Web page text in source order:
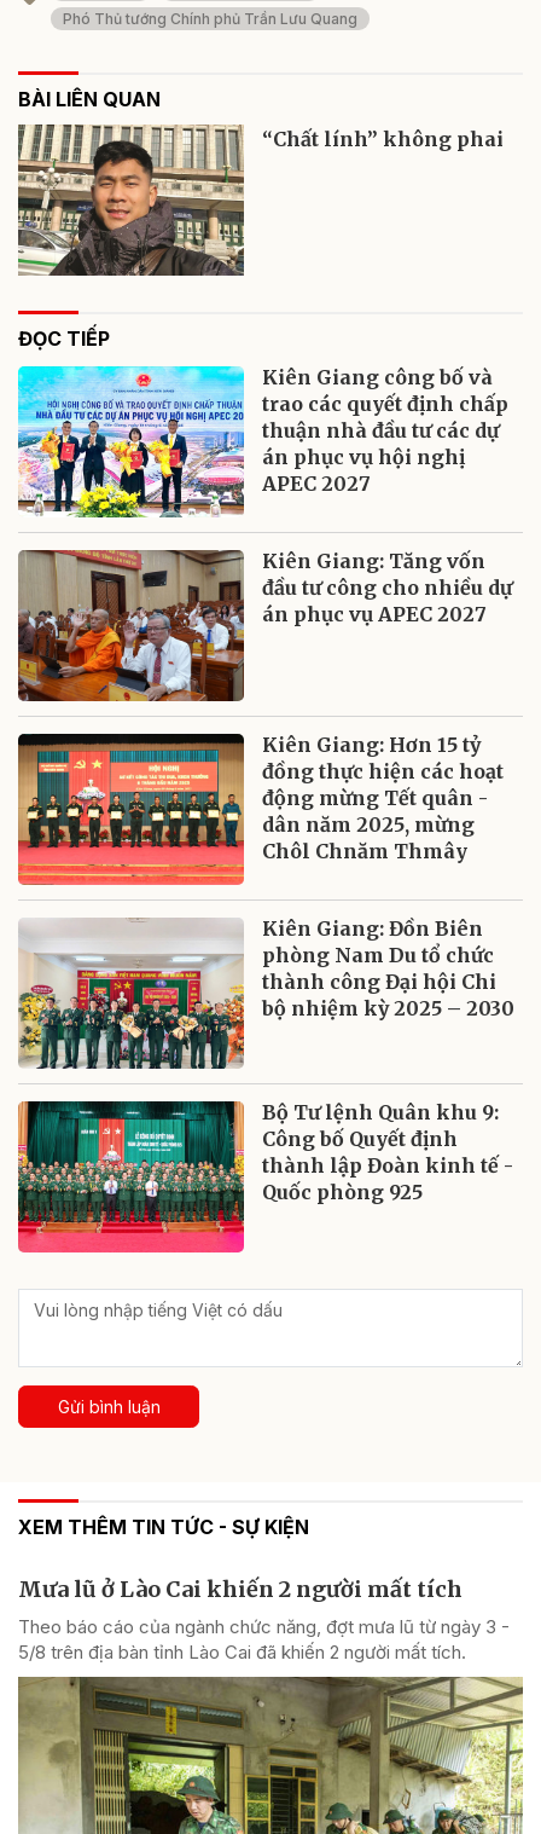
Phó Thủ tướng Chính phủ Trần Lưu Quang
BÀI LIÊN QUAN
“Chất lính” không phai
ĐỌC TIẾP
Kiên Giang công bố và
trao các quyết định chấp
thuận nhà đầu tư các dự
án phục vụ hội nghị
APEC 2027
Kiên Giang: Tăng vốn
đầu tư công cho nhiều dự
án phục vụ APEC 2027
Kiên Giang: Hơn 15 tỷ
đồng thực hiện các hoạt
động mừng Tết quân -
dân năm 2025, mừng
Chôl Chnăm Thmây
Kiên Giang: Đồn Biên
phòng Nam Du tổ chức
thành công Đại hội Chi
bộ nhiệm kỳ 2025 – 2030
Bộ Tư lệnh Quân khu 9:
Công bố Quyết định
thành lập Đoàn kinh tế -
Quốc phòng 925
Gửi bình luận
XEM THÊM TIN TỨC - SỰ KIỆN
Mưa lũ ở Lào Cai khiến 2 người mất tích
Theo báo cáo của ngành chức năng, đợt mưa lũ từ ngày 3 -
5/8 trên địa bàn tỉnh Lào Cai đã khiến 2 người mất tích.